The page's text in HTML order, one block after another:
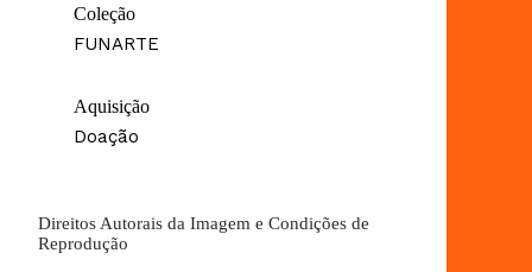
Coleção
FUNARTE
Aquisição
Doação
Direitos Autorais da Imagem e Condições de
Reprodução